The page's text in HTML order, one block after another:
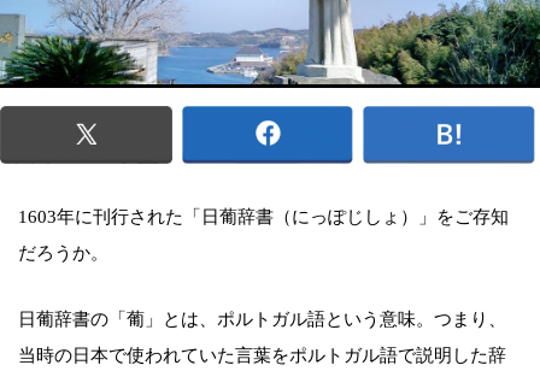
1603年に刊行された「日葡辞書（にっぽじしょ）」をご存知
だろうか。
日葡辞書の「葡」とは、ポルトガル語という意味。つまり、
当時の日本で使われていた言葉をポルトガル語で説明した辞